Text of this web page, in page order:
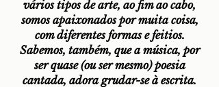
vários tipos de arte, ao fim ao cabo,
somos apaixonados por muita coisa,
com diferentes formas e feitios.
Sabemos, também, que a música, por
ser quase (ou ser mesmo) poesia
cantada, adora grudar-se à escrita.